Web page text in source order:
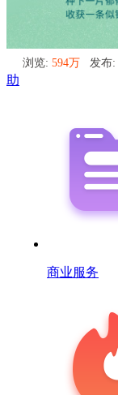
浏览: 594万 发布:
助
商业服务